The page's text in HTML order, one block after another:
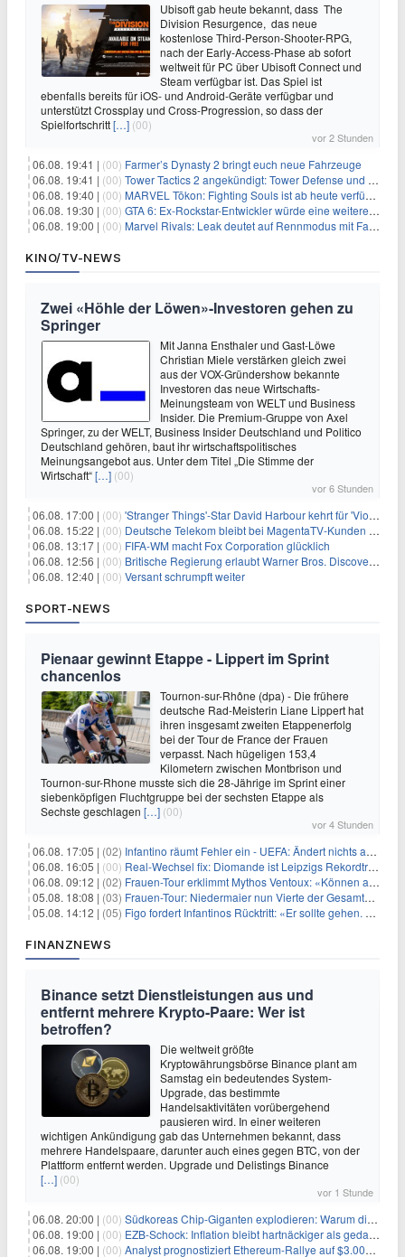
Ubisoft gab heute bekannt, dass The
Division Resurgence, das neue
kostenlose Third-Person-Shooter-RPG,
nach der Early-Access-Phase ab sofort
weltweit für PC über Ubisoft Connect und
Steam verfügbar ist. Das Spiel ist
ebenfalls bereits für iOS- und Android-Geräte verfügbar und
unterstützt Crossplay und Cross-Progression, so dass der
Spielfortschritt[…] (00)
vor 2 Stunden
06.08. 19:41 | (00) Farmer’s Dynasty 2 bringt euch neue Fahrzeuge
06.08. 19:41 | (00) Tower Tactics 2 angekündigt: Tower Defense und Deckbuilding Kombo kehrt zurück
06.08. 19:40 | (00) MARVEL Tōkon: Fighting Souls ist ab heute verfügbar
06.08. 19:30 | (00) GTA 6: Ex-Rockstar-Entwickler würde eine weitere Verschiebung nicht überraschen
06.08. 19:00 | (00) Marvel Rivals: Leak deutet auf Rennmodus mit Fahrzeugen hin
KINO/TV-NEWS
Zwei «Höhle der Löwen»-Investoren gehen zu
Springer
Mit Janna Ensthaler und Gast-Löwe
Christian Miele verstärken gleich zwei
aus der VOX-Gründershow bekannte
Investoren das neue Wirtschafts-
Meinungsteam von WELT und Business
Insider. Die Premium-Gruppe von Axel
Springer, zu der WELT, Business Insider Deutschland und Politico
Deutschland gehören, baut ihr wirtschaftspolitisches
Meinungsangebot aus. Unter dem Titel „Die Stimme der
Wirtschaft“[…] (00)
vor 6 Stunden
06.08. 17:00 | (00) 'Stranger Things'-Star David Harbour kehrt für 'Violent Night 2' zurück – Kristen Bell stößt zur Besetzung
06.08. 15:22 | (00) Deutsche Telekom bleibt bei MagentaTV-Kunden vage
06.08. 13:17 | (00) FIFA-WM macht Fox Corporation glücklich
06.08. 12:56 | (00) Britische Regierung erlaubt Warner Bros. Discovery-Übernahme
06.08. 12:40 | (00) Versant schrumpft weiter
SPORT-NEWS
Pienaar gewinnt Etappe - Lippert im Sprint
chancenlos
Tournon-sur-Rhône (dpa) - Die frühere
deutsche Rad-Meisterin Liane Lippert hat
ihren insgesamt zweiten Etappenerfolg
bei der Tour de France der Frauen
verpasst. Nach hügeligen 153,4
Kilometern zwischen Montbrison und
Tournon-sur-Rhone musste sich die 28-Jährige im Sprint einer
siebenköpfigen Fluchtgruppe bei der sechsten Etappe als
Sechste geschlagen […] (00)
vor 4 Stunden
06.08. 17:05 | (02) Infantino räumt Fehler ein - UEFA: Ändert nichts an Boykott
06.08. 16:05 | (00) Real-Wechsel fix: Diomande ist Leipzigs Rekordtransfer
06.08. 09:12 | (02) Frauen-Tour erklimmt Mythos Ventoux: «Können alles schaffen»
05.08. 18:08 | (03) Frauen-Tour: Niedermaier nun Vierte der Gesamtwertung
05.08. 14:12 | (05) Figo fordert Infantinos Rücktritt: «Er sollte gehen. Jetzt»
FINANZNEWS
Binance setzt Dienstleistungen aus und
entfernt mehrere Krypto-Paare: Wer ist
betroffen?
Die weltweit größte
Kryptowährungsbörse Binance plant am
Samstag ein bedeutendes System-
Upgrade, das bestimmte
Handelsaktivitäten vorübergehend
pausieren wird. In einer weiteren
wichtigen Ankündigung gab das Unternehmen bekannt, dass
mehrere Handelspaare, darunter auch eines gegen BTC, von der
Plattform entfernt werden. Upgrade und Delistings Binance
[…] (00)
vor 1 Stunde
06.08. 20:00 | (00) Südkoreas Chip-Giganten explodieren: Warum dieser Rekord-Tag die KI-Branche erschüttert
06.08. 19:00 | (00) EZB-Schock: Inflation bleibt hartnäckiger als gedacht – 2027 wird zum kritischen Test
06.08. 19:00 | (00) Analyst prognostiziert Ethereum-Rallye auf $3.000 nach entscheidendem On-Chain-Ausbruch